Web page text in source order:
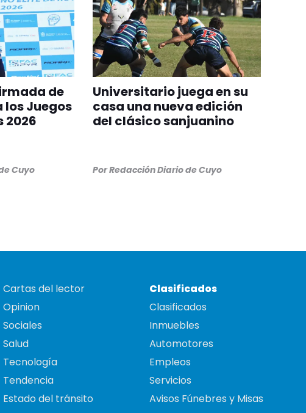
de
Juegos
2026
Cuyo
Universitario juega en su
casa una nueva edición
del clásico sanjuanino
PorRedacción Diario de Cuyo
Cartas del lector
Opinion
Sociales
Salud
Tecnología
Tendencia
Estado del tránsito
Clasificados
Clasificados
Inmuebles
Automotores
Empleos
Servicios
Avisos Fúnebres y Misas